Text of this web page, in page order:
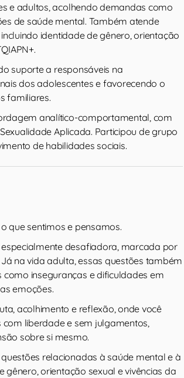
e adultos, acolhendo demandas como
de saúde mental. Também atende
identidade de gênero, orientação
suporte a responsáveis na
dos adolescentes e favorecendo o
familiares.
analítico-comportamental, com
Aplicada. Participou de grupo
de habilidades sociais.
que sentimos e pensamos.
desafiadora, marcada por
na vida adulta, essas questões também
inseguranças e dificuldades em
emoções.
acolhimento e reflexão, onde você
liberdade e sem julgamentos,
sobre si mesmo.
relacionadas à saúde mental e à
gênero, orientação sexual e vivências da